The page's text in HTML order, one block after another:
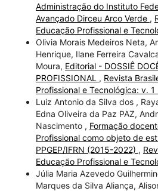
Administração do Instituto
Avançado Dirceu Arco Verde ,
Educação Profissional e
Olivia Morais Medeiros Neta,
Henrique, Ilane Ferreira
Moura, Editorial - DOSSIÊ
PROFISSIONAL , Revista
Profissional e Tecnológica: v. 1
Luiz Antonio da Silva dos ,
Edna Oliveira da Paz PAZ,
Nascimento , Formação
Profissional como objeto de
PPGEP/IFRN (2015-2022) ,
Educação Profissional e
Júlia Maria Azevedo
Marques da Silva Aliança,